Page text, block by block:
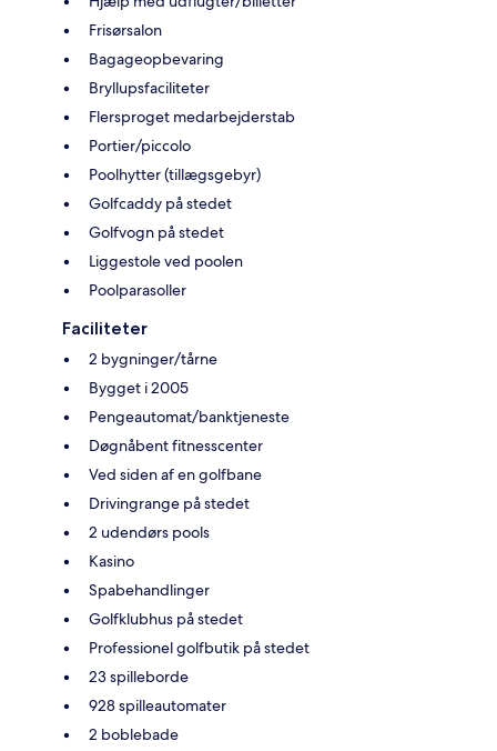
Frisørsalon
Bagageopbevaring
Bryllupsfaciliteter
Flersproget medarbejderstab
Portier/piccolo
Poolhytter (tillægsgebyr)
Golfcaddy på stedet
Golfvogn på stedet
Liggestole ved poolen
Poolparasoller
Faciliteter
2 bygninger/tårne
Bygget i 2005
Pengeautomat/banktjeneste
Døgnåbent fitnesscenter
Ved siden af en golfbane
Drivingrange på stedet
2 udendørs pools
Kasino
Spabehandlinger
Golfklubhus på stedet
Professionel golfbutik på stedet
23 spilleborde
928 spilleautomater
2 boblebade